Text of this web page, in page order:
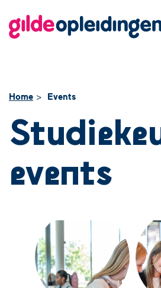
Home
Events
events